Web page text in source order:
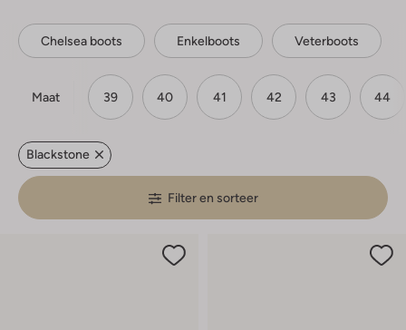
Chelsea boots Enkelboots Veterboots
Maat 39 40 41 42 43 44
Blackstone
Filter en sorteer